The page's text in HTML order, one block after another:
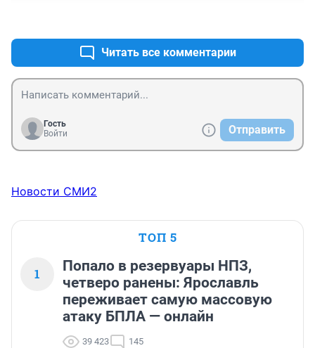
Читать все комментарии
Гость
Войти
Отправить
Новости СМИ2
ТОП 5
1
Попало в резервуары НПЗ,
четверо ранены: Ярославль
переживает самую массовую
атаку БПЛА — онлайн
39 423 145